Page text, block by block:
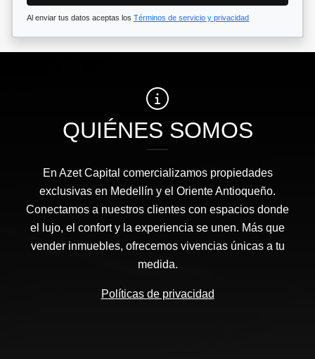
Al enviar tus datos aceptas los Términos de servicio y privacidad
QUIÉNES SOMOS
En Azet Capital comercializamos propiedades
exclusivas en Medellín y el Oriente Antioqueño.
Conectamos a nuestros clientes con espacios donde
el lujo, el confort y la experiencia se unen. Más que
vender inmuebles, ofrecemos vivencias únicas a tu
medida.
Políticas de privacidad